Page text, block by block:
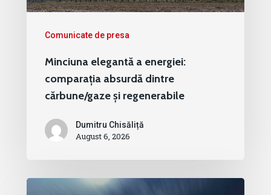
Comunicate de presa
Minciuna elegantă a energiei:
comparația absurdă dintre
cărbune/gaze și regenerabile
Dumitru Chisăliță
August 6, 2026